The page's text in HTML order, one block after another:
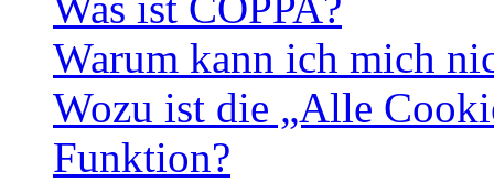
Warum kann ich mich
Wozu ist die „Alle
Funktion?